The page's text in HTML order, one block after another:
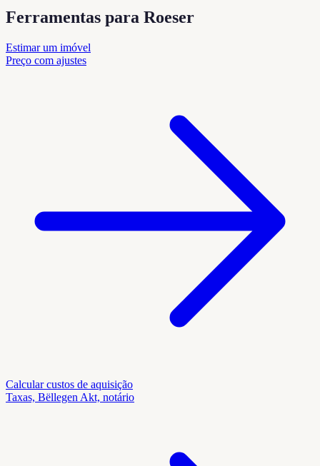
Ferramentas para Roeser
Estimar um imóvel
Preço com ajustes
Calcular custos de aquisição
Taxas, Bëllegen Akt, notário